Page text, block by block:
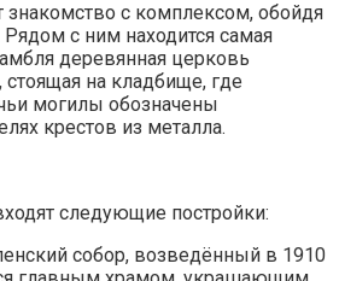
с комплексом, обойдя
с ним находится самая
деревянная церковь
на кладбище, где
могилы обозначены
крестов из металла.
следующие постройки:
собор, возведённый в 1910